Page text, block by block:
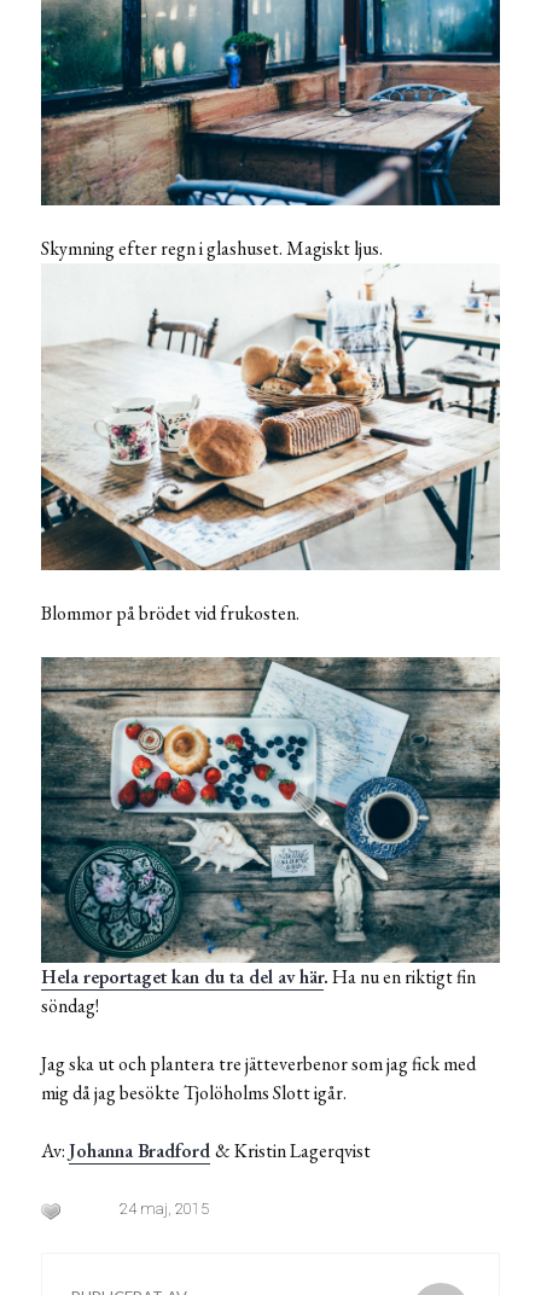
Skymning efter regn i glashuset. Magiskt ljus.
Blommor på brödet vid frukosten.
Hela reportaget kan du ta del av här.Ha nu en riktigt fin
söndag!
Jag ska ut och plantera tre jätteverbenor som jag fick med
mig då jag besökte Tjolöholms Slott igår.
Av:Johanna Bradford& Kristin Lagerqvist
24 maj, 2015